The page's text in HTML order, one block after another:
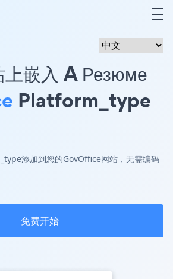
上嵌入 A Резюме
Platform_type
添加到您的GovOffice网站，无需编码
免费开始